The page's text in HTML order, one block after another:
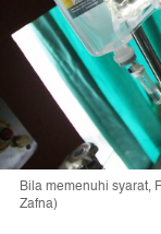
Bila memenuhi syarat,
Zafna)